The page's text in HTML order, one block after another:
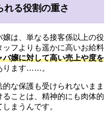
れる役割の重さ
は、単なる接客係以上の役
フよりも遥かに高いお給料
バ嬢に対して高い売上や度を
ります……。
な保護も受けられないまま
ことは、精神的にも肉体的
まうんです。